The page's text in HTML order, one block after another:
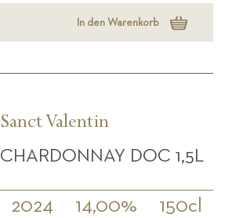
In den Warenkorb
Sanct Valentin
CHARDONNAY DOC 1,5L
2024 14,00% 150cl